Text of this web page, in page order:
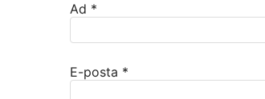
Ad *
E-posta *